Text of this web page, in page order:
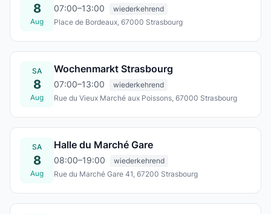
8
Aug
07:00–13:00
wiederkehrend
Place de Bordeaux, 67000 Strasbourg
SA
8
Aug
Wochenmarkt Strasbourg
07:00–13:00
wiederkehrend
Rue du Vieux Marché aux Poissons, 67000 Strasbourg
SA
8
Aug
Halle du Marché Gare
08:00–19:00
wiederkehrend
Rue du Marché Gare 41, 67200 Strasbourg